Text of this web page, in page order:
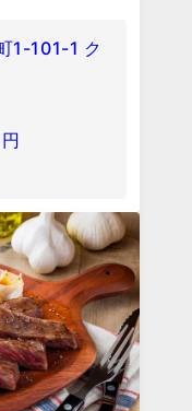
1-101-1 ク
円